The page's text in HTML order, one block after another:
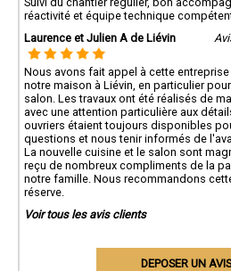
réactivité et équipe technique
Laurence et Julien A de Liévin
Nous avons fait appel à cette
notre maison à Liévin, en particulier
salon. Les travaux ont été réalisés de
avec une attention particulière aux
ouvriers étaient toujours disponibles
questions et nous tenir informés de
La nouvelle cuisine et le salon sont
reçu de nombreux compliments de la
notre famille. Nous recommandons
réserve.
Voir tous les avis clients
DEPOSER UN AVIS